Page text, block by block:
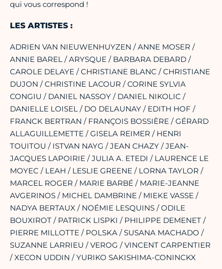
qui vous correspond !
LES ARTISTES :
ADRIEN VAN NIEUWENHUYZEN / ANNE MOSER /
ANNIE BAREL / ARYSQUE / BARBARA DEBARD /
CAROLE DELAYE / CHRISTIANE BLANC / CHRISTIANE
DUJON / CHRISTINE LACOUR / CORINE SYLVIA
CONGIU / DANIEL NASSOY / DANIEL NIKOLIC /
DANIELLE LOISEL / DO DELAUNAY / EDITH HOF /
FRANCK BERTRAN / FRANÇOIS BOSSIÈRE / GÉRARD
ALLAGUILLEMETTE / GISELA REIMER / HENRI
TOUITOU / ISTVAN NAYG / JEAN CHAZY / JEAN-
JACQUES LAPOIRIE / JULIA A. ETEDI / LAURENCE LE
MOYEC / LEAH / LESLIE GREENE / LORNA TAYLOR /
MARCEL ROGER / MARIE BARBÉ / MARIE-JEANNE
AVGERINOS / MICHEL DAMBRINE / MIEKE VASSE /
NADYA BERTAUX / NOÉMIE LESQUINS / ODILE
BOUXIROT / PATRICK LISPKI / PHILIPPE DEMENET /
PIERRE MILLOTTE / POLSKA / SUSANA MACHADO /
SUZANNE LARRIEU / VEROG / VINCENT CARPENTIER
/ XECON UDDIN / YURIKO SAKISHIMA-CONINCKX